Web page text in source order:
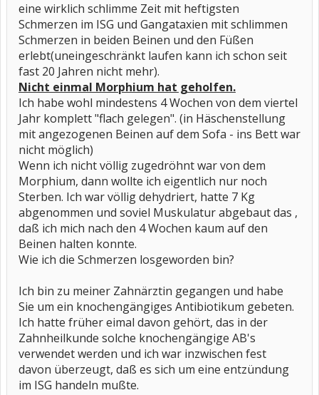
eine wirklich schlimme Zeit mit heftigsten
Schmerzen im ISG und Gangataxien mit schlimmen
Schmerzen in beiden Beinen und den Füßen
erlebt(uneingeschränkt laufen kann ich schon seit
fast 20 Jahren nicht mehr).
Nicht einmal Morphium hat geholfen.
Ich habe wohl mindestens 4 Wochen von dem viertel
Jahr komplett "flach gelegen". (in Häschenstellung
mit angezogenen Beinen auf dem Sofa - ins Bett war
nicht möglich)
Wenn ich nicht völlig zugedröhnt war von dem
Morphium, dann wollte ich eigentlich nur noch
Sterben. Ich war völlig dehydriert, hatte 7 Kg
abgenommen und soviel Muskulatur abgebaut das ,
daß ich mich nach den 4 Wochen kaum auf den
Beinen halten konnte.
Wie ich die Schmerzen losgeworden bin?
Ich bin zu meiner Zahnärztin gegangen und habe
Sie um ein knochengängiges Antibiotikum gebeten.
Ich hatte früher eimal davon gehört, das in der
Zahnheilkunde solche knochengängige AB's
verwendet werden und ich war inzwischen fest
davon überzeugt, daß es sich um eine entzündung
im ISG handeln mußte.